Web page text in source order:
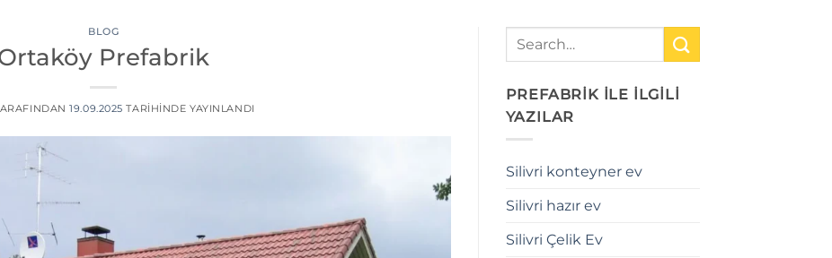
BLOG
Prefabrik
19.09.2025 TARIHINDE YAYINLANDI
PREFABRİK İLE İLGİLİ
YAZILAR
Silivri konteyner ev
Silivri hazır ev
Silivri Çelik Ev